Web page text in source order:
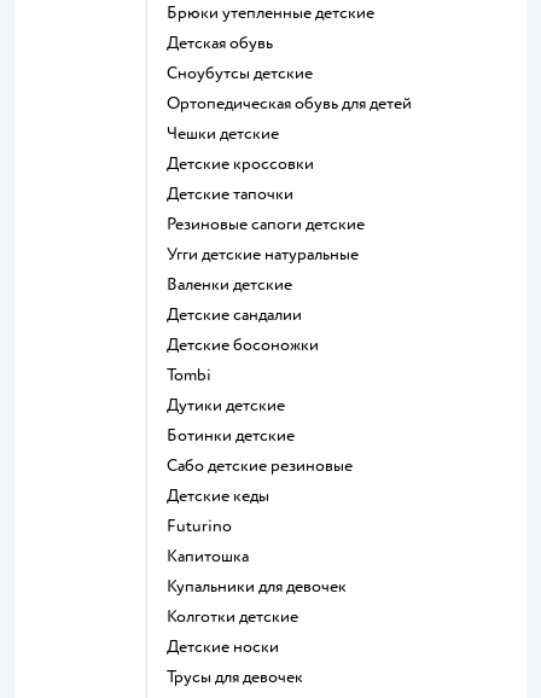
Брюки утепленные детские
Детская обувь
Сноубутсы детские
Ортопедическая обувь для детей
Чешки детские
Детские кроссовки
Детские тапочки
Резиновые сапоги детские
Угги детские натуральные
Валенки детские
Детские сандалии
Детские босоножки
Tombi
Дутики детские
Ботинки детские
Сабо детские резиновые
Детские кеды
Futurino
Капитошка
Купальники для девочек
Колготки детские
Детские носки
Трусы для девочек